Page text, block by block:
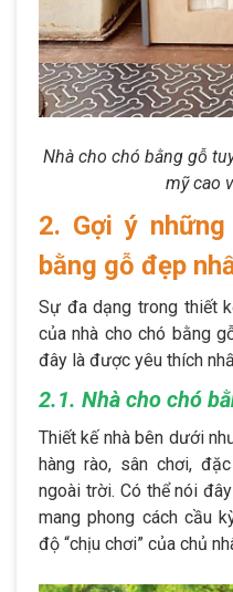
Nhà cho chó bằng gỗ
mỹ cao
2. Gợi ý
bằng gỗ đẹp
Sự đa dạng trong thiết
của nhà cho chó bằng
đây là được yêu thích
2.1. Nhà cho chó
Thiết kế nhà bên dưới
hàng rào, sân chơi,
ngoài trời. Có thể nói
mang phong cách cầu
độ “chịu chơi” của chủ